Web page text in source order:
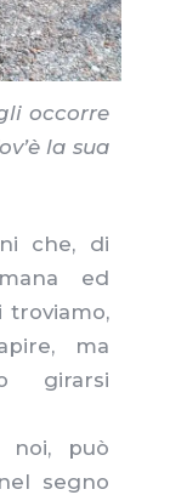
occorre
la sua
che, di
ed
troviamo,
ma
girarsi
noi, può
segno